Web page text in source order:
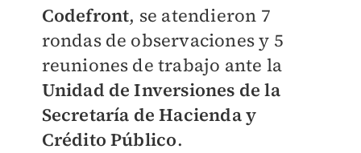
Codefront, se atendieron 7
rondas de observaciones y 5
reuniones de trabajo ante la
Unidad de Inversiones de la
Secretaría de Hacienda y
Crédito Público.